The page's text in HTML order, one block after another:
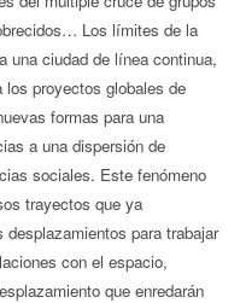
Los límites de la
una ciudad de línea continua,
proyectos globales de
formas para una
a una dispersión de
sociales. Este fenómeno
trayectos que ya
para trabajar
con el espacio,
que enredarán